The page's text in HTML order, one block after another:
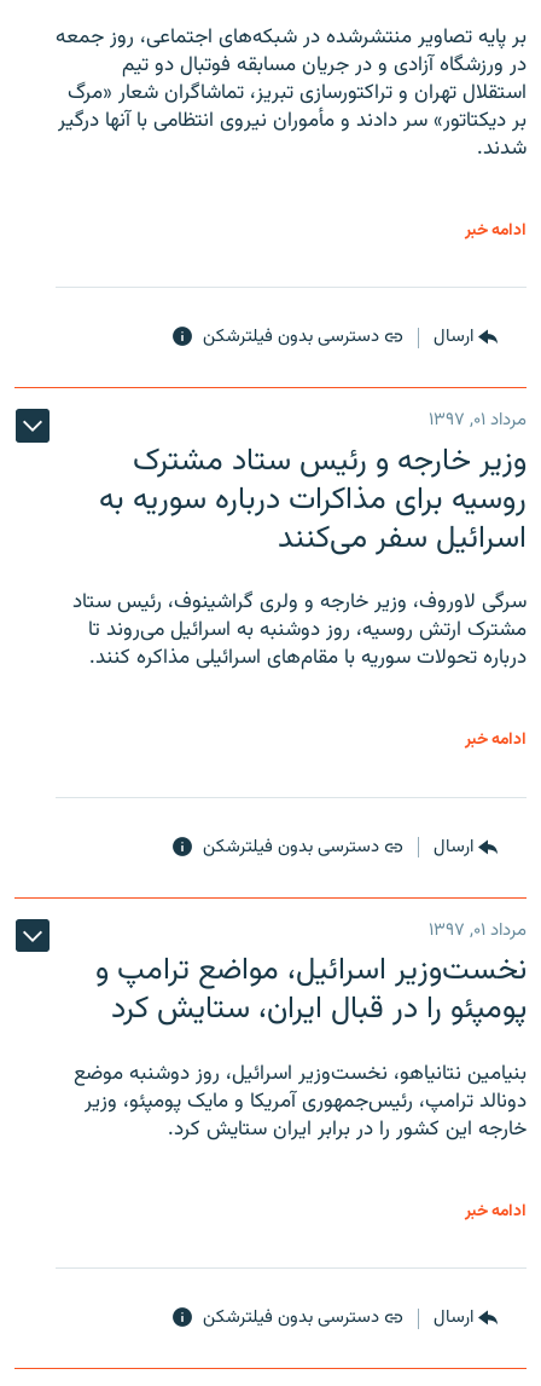
بر پایه تصاویر منتشرشده در شبکه‌های اجتماعی، روز جمعه
در ورزشگاه آزادی و در جریان مسابقه فوتبال دو تیم
استقلال تهران و تراکتورسازی تبریز، تماشاگران شعار «مرگ
بر دیکتاتور» سر دادند و مأموران نیروی انتظامی با آنها درگیر
شدند.
ادامه خبر
ارسال دسترسی بدون فیلترشکن
مرداد ۰۱, ۱۳۹۷
وزیر خارجه و رئیس‌ ستاد مشترک
روسیه برای مذاکرات درباره سوریه به
اسرائیل سفر می‌کنند
سرگی لاوروف، وزیر خارجه و ولری گراشینوف، رئیس ستاد
مشترک ارتش روسیه، روز دوشنبه به اسرائیل می‌روند تا
درباره تحولات سوریه با مقام‌های اسرائیلی مذاکره کنند.
ادامه خبر
ارسال دسترسی بدون فیلترشکن
مرداد ۰۱, ۱۳۹۷
نخست‌وزیر اسرائیل، مواضع ترامپ و
پومپئو را در قبال ایران، ستایش کرد
بنیامین نتانیاهو، نخست‌وزیر اسرائیل، روز دوشنبه موضع
دونالد ترامپ، رئیس‌جمهوری آمریکا و مایک پومپئو، وزیر
خارجه این کشور را در برابر ایران ستایش کرد.
ادامه خبر
ارسال دسترسی بدون فیلترشکن